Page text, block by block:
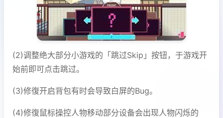
(2)调整绝大部分小游戏的「跳过Skip」按钮，于游戏开
始前即可点击跳过。
(3)修復开启背包有时会导致白屏的Bug。
(4)修復鼠标操控人物移动部分设备会出现人物闪烁的